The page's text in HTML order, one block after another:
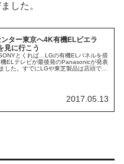
した。
ター東京へ4K有機ELビエラ
見に行こう
とくれば…LGの有機ELパネルを搭
ELテレビが最後発のPanasonicが発表
した。すでにLGや東芝製品は店頭で見
2017.05.13